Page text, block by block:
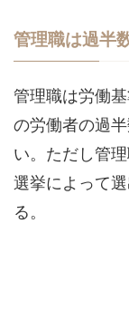
管理職は過半
管理職は労働
の労働者の過
い。ただし管
選挙によって
る。